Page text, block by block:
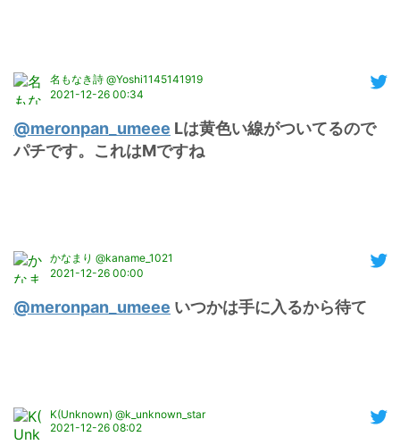
名もなき詩 @Yoshi1145141919
2021-12-26 00:34
@meronpan_umeee Lは黄色い線がついてるので
パチです。これはMですね
かなまり @kaname_1021
2021-12-26 00:00
@meronpan_umeee いつかは手に入るから待て
K(Unknown) @k_unknown_star
2021-12-26 08:02